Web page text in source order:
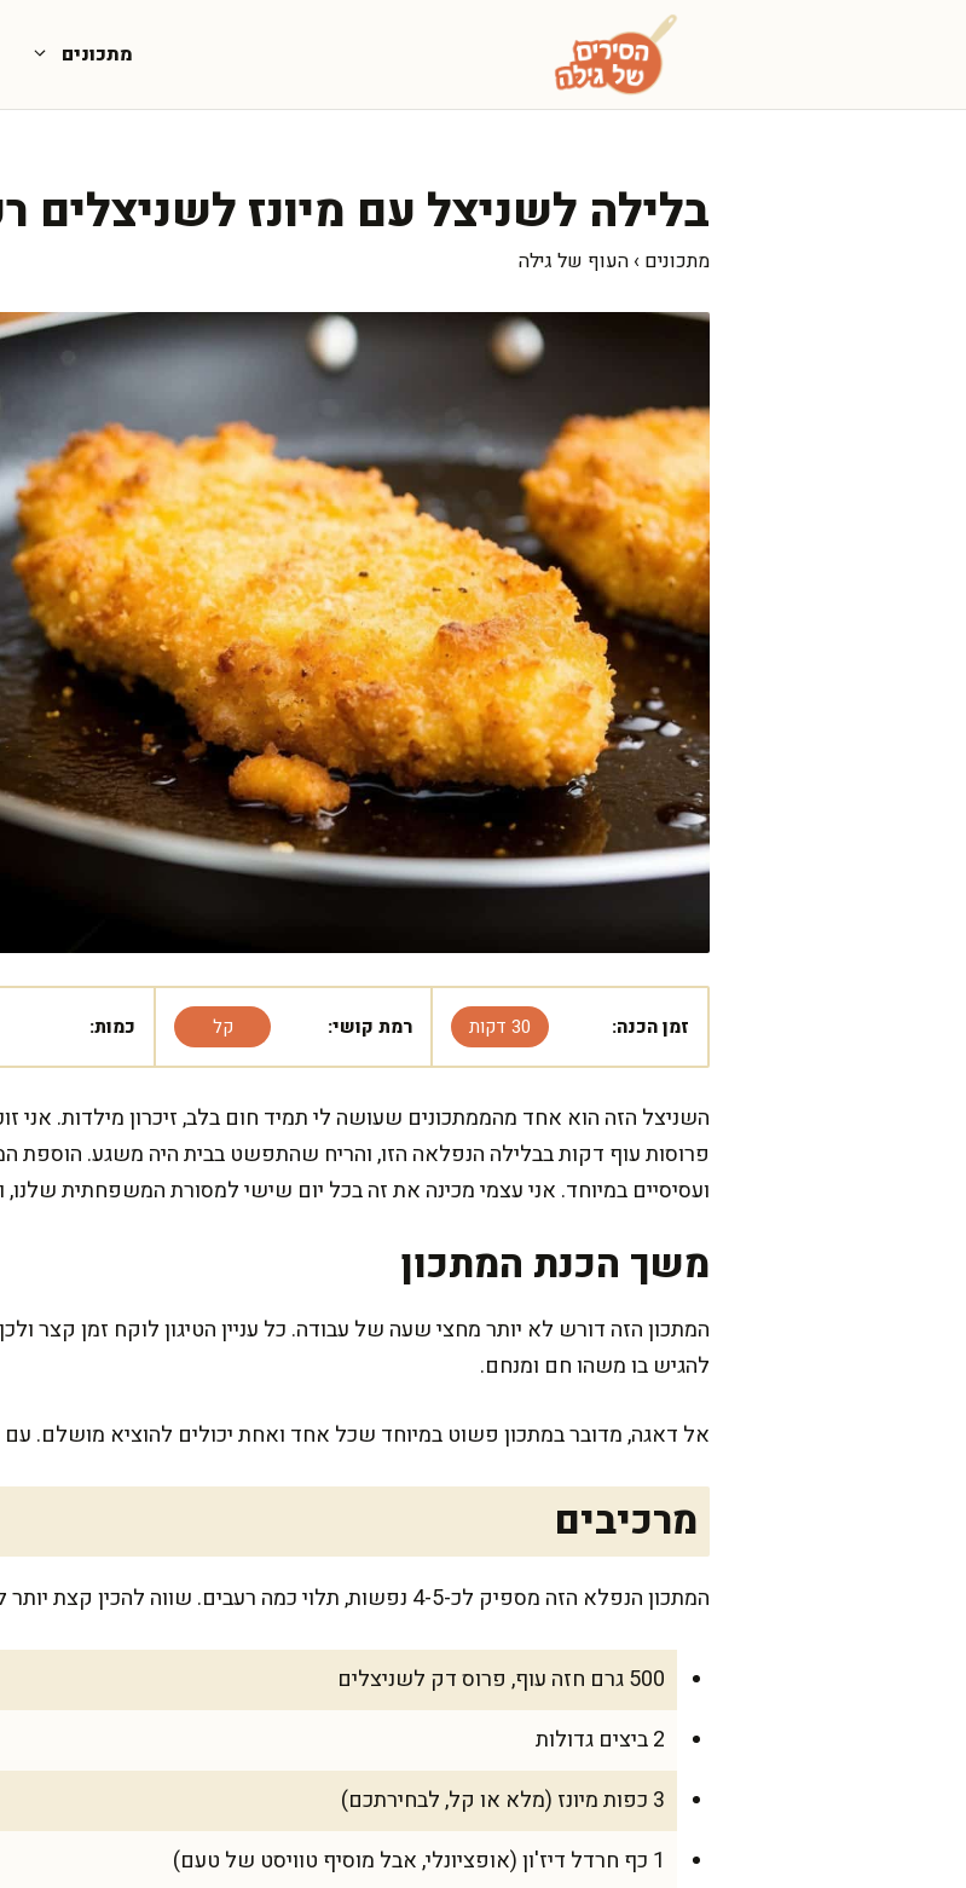
מתכונים
בלילה לשניצל עם מיונז לשניצלים
מתכונים › העוף של גילה
זמן הכנה: 30 דקות רמת קושי: קל כמות:
השניצל הזה הוא אחד מהממתכונים שעושה לי תמיד חום בלב, זיכרון מילדות.
פרוסות עוף דקות בבלילה הנפלאה הזו, והריח שהתפשט בבית היה משגע. הוספת
ועסיסיים במיוחד. אני עצמי מכינה את זה בכל יום שישי למסורת המשפחתית
משך הכנת המתכון
המתכון הזה דורש לא יותר מחצי שעה של עבודה. כל עניין הטיגון לוקח זמן קצר
להגיש בו משהו חם ומנחם.
אל דאגה, מדובר במתכון פשוט במיוחד שכל אחד ואחת יכולים להוציא מושלם. עם
מרכיבים
המתכון הנפלא הזה מספיק לכ-4-5 נפשות, תלוי כמה רעבים. שווה להכין קצת יותר למקרה שהשניצלים ייעלמו ישר מהמחבת!
500 גרם חזה עוף, פרוס דק לשניצלים
2 ביצים גדולות
3 כפות מיונז (מלא או קל, לבחירתכם)
1 כף חרדל דיז'ון (אופציונלי, אבל מוסיף טוויסט של טעם)